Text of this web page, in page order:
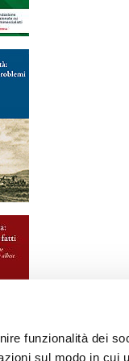
funzionalità dei
sul modo in cui